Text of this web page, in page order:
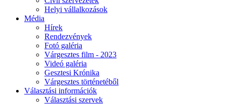
Helyi vállalkozások
Média
Hírek
Rendezvények
Fotó galéria
Várgesztes film - 2023
Videó galéria
Gesztesi Krónika
Várgesztes történetéből
Választási információk
Választási szervek